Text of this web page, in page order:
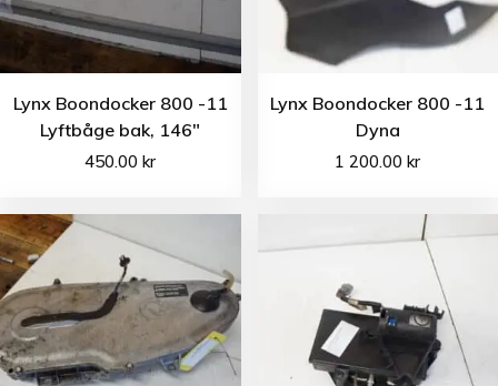
Lynx Boondocker 800 -11
Lyftbåge bak, 146″
450.00kr
Lynx Boondocker 800 -11
Dyna
1 200.00kr